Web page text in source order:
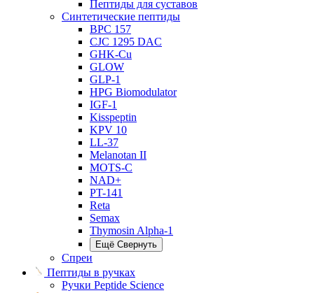
Пептиды для суставов
Синтетические пептиды
BPC 157
CJC 1295 DAC
GHK-Cu
GLOW
GLP-1
HPG Biomodulator
IGF-1
Kisspeptin
KPV 10
LL-37
Melanotan II
MOTS-C
NAD+
PT-141
Reta
Semax
Thymosin Alpha-1
Ещё Свернуть
Спреи
Пептиды в ручках
Ручки Peptide Science